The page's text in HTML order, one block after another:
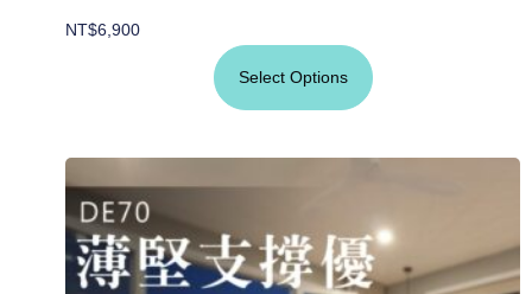
NT$6,900
Select Options